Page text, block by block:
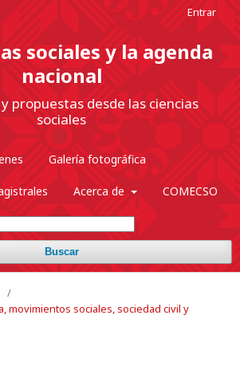
sociales y la agenda
nacional
propuestas desde las ciencias
sociales
Galería fotográfica
Acerca de COMECSO
Buscar
Entrar
/
movimientos sociales, sociedad civil y